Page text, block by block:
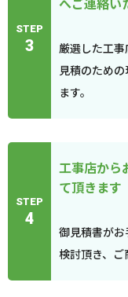
STEP
3
厳選した工
見積のため
ます。
STEP
4
工事店から
て頂きます
御見積書が
検討頂き、ご